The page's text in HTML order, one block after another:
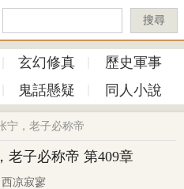
搜尋
玄幻修真
歷史軍事
鬼話懸疑 同人小說
宁，老子必称帝
老子必称帝 第409章
凉寂寥